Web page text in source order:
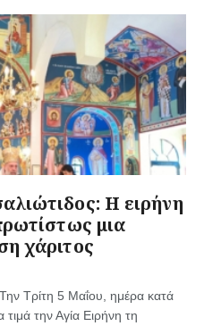
Η ειρήνη
μια
χάριτος
Τρίτη 5 Μαΐου, ημέρα κατά
την Αγία Ειρήνη τη